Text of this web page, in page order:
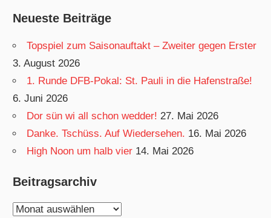
Neueste Beiträge
Topspiel zum Saisonauftakt – Zweiter gegen Erster
3. August 2026
1. Runde DFB-Pokal: St. Pauli in die Hafenstraße!
6. Juni 2026
Dor sün wi all schon wedder! 27. Mai 2026
Danke. Tschüss. Auf Wiedersehen. 16. Mai 2026
High Noon um halb vier 14. Mai 2026
Beitragsarchiv
Beitragsarchiv